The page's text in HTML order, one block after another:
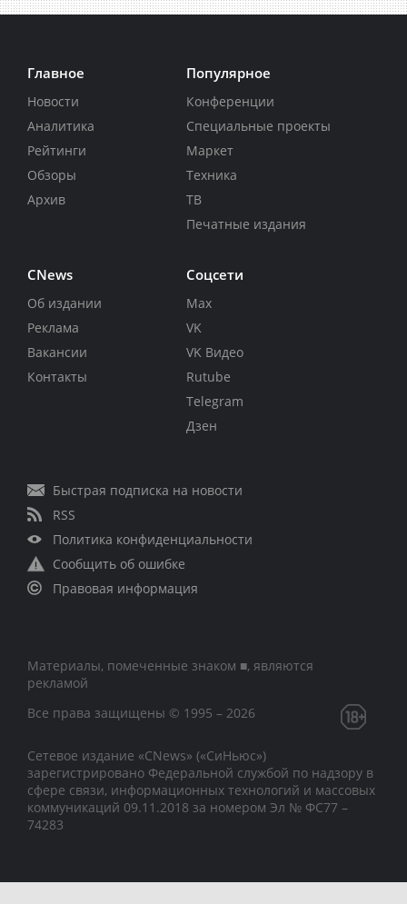
Главное
Новости
Аналитика
Рейтинги
Обзоры
Архив
Популярное
Конференции
Специальные проекты
Маркет
Техника
ТВ
Печатные издания
CNews
Об издании
Реклама
Вакансии
Контакты
Соцсети
Max
VK
VK Видео
Rutube
Telegram
Дзен
Быстрая подписка на новости
RSS
Политика конфиденциальности
Сообщить об ошибке
Правовая информация
Материалы, помеченные знаком ■, являются
рекламой
Все права защищены © 1995 – 2026
Сетевое издание «CNews» («СиНьюс»)
зарегистрировано Федеральной службой по надзору в
сфере связи, информационных технологий и массовых
коммуникаций 09.11.2018 за номером Эл № ФС77 –
74283